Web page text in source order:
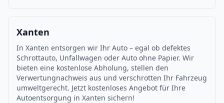
Xanten
In Xanten entsorgen wir Ihr Auto – egal ob defektes
Schrottauto, Unfallwagen oder Auto ohne Papier. Wir
bieten eine kostenlose Abholung, stellen den
Verwertungnachweis aus und verschrotten Ihr Fahrzeug
umweltgerecht. Jetzt kostenloses Angebot für Ihre
Autoentsorgung in Xanten sichern!